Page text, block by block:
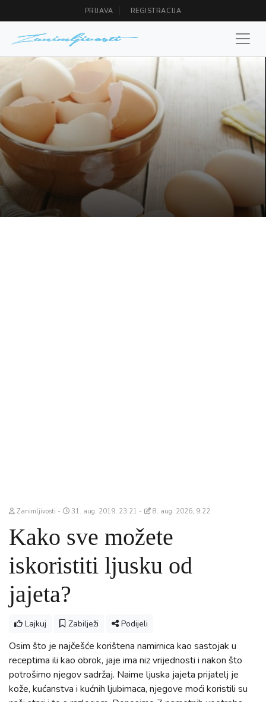
PRIJAVA REGISTRACIJA
Zanimljivosti 31. aug. 2019, 23:21 8. aug. 2026, 9:22
Kako sve možete
iskoristiti ljusku od
jajeta?
Lajkuj Zabilježi Podijeli
Osim što je najčešće korištena namirnica kao sastojak u
receptima ili kao obrok, jaje ima niz vrijednosti i nakon što
potrošimo njegov sadržaj. Naime ljuska jajeta prijatelj je
kože, kućanstva i kućnih ljubimaca, njegove moći koristili su